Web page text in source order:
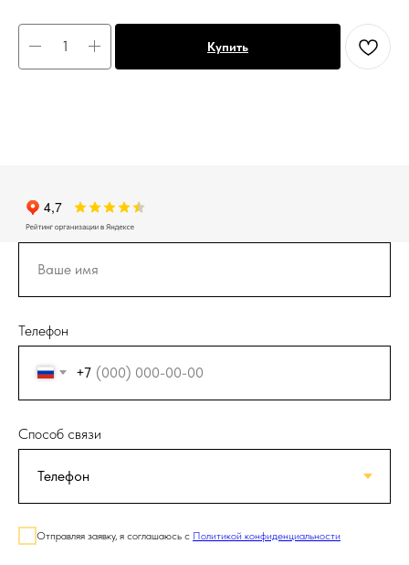
Купить
Телефон
+7
Способ связи
Отправляя заявку, я соглашаюсь с Политикой конфиденциальности